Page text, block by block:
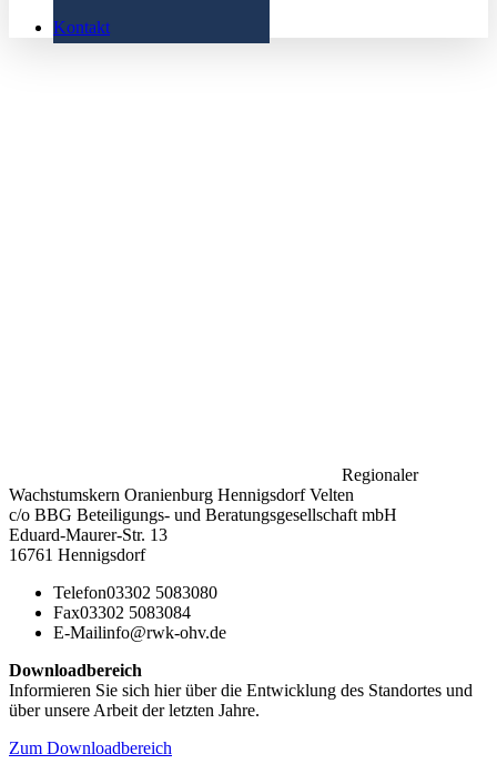
Kontakt
Regionaler
Wachstumskern Oranienburg Hennigsdorf Velten
c/o BBG Beteiligungs- und Beratungsgesellschaft mbH
Eduard-Maurer-Str. 13
16761 Hennigsdorf
Telefon03302 5083080
Fax03302 5083084
E-Mailinfo@rwk-ohv.de
Downloadbereich
Informieren Sie sich hier über die Entwicklung des Standortes und
über unsere Arbeit der letzten Jahre.
Zum Downloadbereich